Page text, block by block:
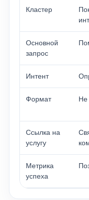
SEO
для B2B
для лазерной
Таргет ВК
Портфолио
Контакты
Вакансии
Блог
Кластер
Основной
запрос
Интент
Формат Не
Ссылка на
услугу
Метрика
успеха